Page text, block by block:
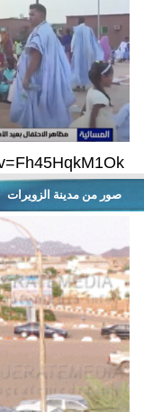
صور من مدينة الزويرات